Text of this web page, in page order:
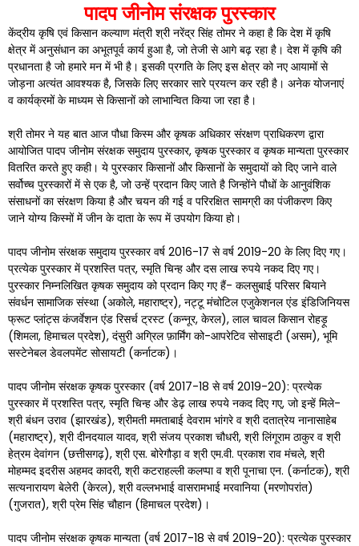
पादप जीनोम संरक्षक पुरस्कार
केंद्रीय कृषि एवं किसान कल्याण मंत्री श्री नरेंद्र सिंह तोमर ने कहा है कि देश में कृषि
क्षेत्र में अनुसंधान का अभूतपूर्व कार्य हुआ है, जो तेजी से आगे बढ़ रहा है। देश में कृषि की
प्रधानता है जो हमारे मन में भी है। इसकी प्रगति के लिए इस क्षेत्र को नए आयामों से
जोड़ना अत्यंत आवश्यक है, जिसके लिए सरकार सारे प्रयत्न कर रही है। अनेक योजनाएं
व कार्यक्रमों के माध्यम से किसानों को लाभान्वित किया जा रहा है।
श्री तोमर ने यह बात आज पौधा किस्म और कृषक अधिकार संरक्षण प्राधिकरण द्वारा
आयोजित पादप जीनोम संरक्षक समुदाय पुरस्कार, कृषक पुरस्कार व कृषक मान्यता पुरस्कार
वितरित करते हुए कही। ये पुरस्कार किसानों और किसानों के समुदायों को दिए जाने वाले
सर्वोच्च पुरस्कारों में से एक है, जो उन्हें प्रदान किए जाते है जिन्होंने पौधों के आनुवंशिक
संसाधनों का संरक्षण किया है और चयन की गई व परिरक्षित सामग्री का पंजीकरण किए
जाने योग्य किस्मों में जीन के दाता के रूप में उपयोग किया हो।
पादप जीनोम संरक्षक समुदाय पुरस्कार वर्ष 2016-17 से वर्ष 2019-20 के लिए दिए गए।
प्रत्येक पुरस्कार में प्रशस्ति पत्र, स्मृति चिन्ह और दस लाख रुपये नकद दिए गए।
पुरस्कार निम्नलिखित कृषक समुदाय को प्रदान किए गए हैं- कलसुबाई परिसर बियाने
संवर्धन सामाजिक संस्था (अकोले, महाराष्ट्र), नट्टू मंचोटिल एजुकेशनल एंड इंडिजिनियस
फ्रूट प्लांट्स कंजर्वेशन एंड रिसर्च ट्रस्ट (कन्नूर, केरल), लाल चावल किसान रोहड़ू
(शिमला, हिमाचल प्रदेश), दंसुरी अग्रिल फ़ार्मिंग को-आपरेटिव सोसाइटी (असम), भूमि
सस्टेनेबल डेवलपमेंट सोसायटी (कर्नाटक)।
पादप जीनोम संरक्षक कृषक पुरस्कार (वर्ष 2017-18 से वर्ष 2019-20): प्रत्येक
पुरस्कार में प्रशस्ति पत्र, स्मृति चिन्ह और डेढ़ लाख रुपये नकद दिए गए, जो इन्हें मिले-
श्री बंधन उराव (झारखंड), श्रीमती ममताबाई देवराम भांगरे व श्री दतात्रेय नानासाहेब
(महाराष्ट्र), श्री दीनदयाल यादव, श्री संजय प्रकाश चौधरी, श्री लिंगूराम ठाकुर व श्री
हेत्रम देवांगन (छत्तीसगढ़), श्री एस. बोरेगौड़ा व श्री एम.वी. प्रकाश राव मंचले, श्री
मोहम्मद इदरीस अहमद कादरी, श्री कटराहल्ली कलप्पा व श्री पूनाचा एन. (कर्नाटक), श्री
सत्यनारायण बेलेरी (केरल), श्री वल्लभभाई वासरामभाई मरवानिया (मरणोपरांत)
(गुजरात), श्री प्रेम सिंह चौहान (हिमाचल प्रदेश)।
पादप जीनोम संरक्षक कृषक मान्यता (वर्ष 2017-18 से वर्ष 2019-20): प्रत्येक पुरस्कार